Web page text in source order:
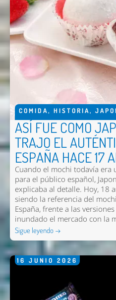
COMIDA, HISTORIA,
ASÍ FUE COMO
TRAJO EL
ESPAÑA HACE 17
Cuando el mochi todavía
para el público español,
explicaba al detalle. Hoy, 18
siendo la referencia del
España, frente a las
inundado el mercado con la
Sigue leyendo →
16 JUNIO 2026